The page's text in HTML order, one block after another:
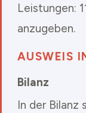
Leistungen:
anzugeben.
AUSWEIS
Bilanz
In der Bilanz